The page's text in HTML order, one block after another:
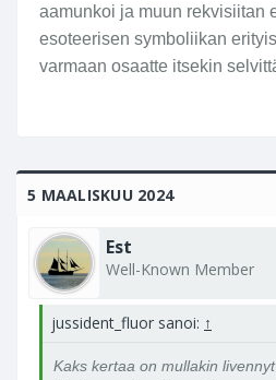
aamunkoi ja muun rekvisiitan
esoteerisen symboliikan
varmaan osaatte itsekin
5 MAALISKUU 2024
Est
Well-Known Member
jussident_fluor sanoi: ↑
Kaks kertaa on mullakin